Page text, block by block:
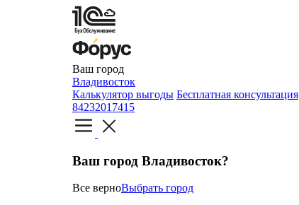
Ваш город
Владивосток
Калькулятор выгоды Бесплатная консультация
84232017415
Ваш город Владивосток?
Все верноВыбрать город